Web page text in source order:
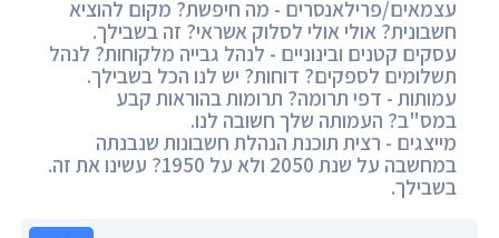
עצמאים/פרילאנסרים - מה חיפשת? מקום להוציא
חשבונית? אולי אולי לסלוק אשראי? זה בשבילך.
עסקים קטנים ובינוניים - לנהל גבייה מלקוחות? לנהל
תשלומים לספקים? דוחות? יש לנו הכל בשבילך.
עמותות - דפי תרומה? תרומות בהוראות קבע
במס"ב? העמותה שלך חשובה לנו.
מייצגים - רצית תוכנת הנהלת חשבונות שנבנתה
במחשבה על שנת 2050 ולא על 1950? עשינו את זה.
בשבילך.